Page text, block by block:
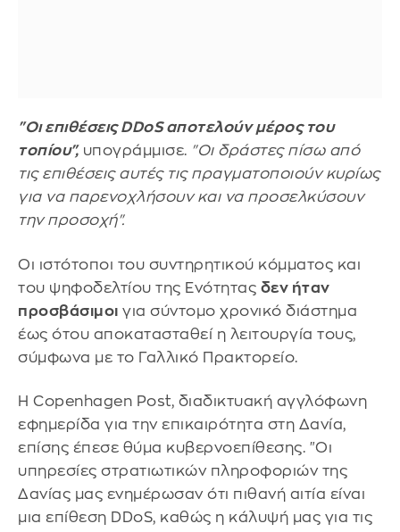
"Οι επιθέσεις DDoS αποτελούν μέρος του
τοπίου",υπογράμμισε. "Οι δράστες πίσω από
τις επιθέσεις αυτές τις πραγματοποιούν κυρίως
για να παρενοχλήσουν και να προσελκύσουν
την προσοχή".
Οι ιστότοποι του συντηρητικού κόμματος και
του ψηφοδελτίου της Ενότητας δεν ήταν
προσβάσιμοι για σύντομο χρονικό διάστημα
έως ότου αποκατασταθεί η λειτουργία τους,
σύμφωνα με το Γαλλικό Πρακτορείο.
Η Copenhagen Post, διαδικτυακή αγγλόφωνη
εφημερίδα για την επικαιρότητα στη Δανία,
επίσης έπεσε θύμα κυβερνοεπίθεσης. "Οι
υπηρεσίες στρατιωτικών πληροφοριών της
Δανίας μας ενημέρωσαν ότι πιθανή αιτία είναι
μια επίθεση DDoS, καθώς η κάλυψή μας για τις